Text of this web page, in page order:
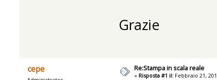
Grazie
cepe Re:Stampa in scala reale
« Risposta #1 il: Febbraio 21,